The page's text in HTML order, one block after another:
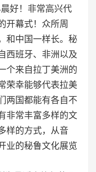
好！非常高兴代
开幕式！众所周
和中国一样长。秘
西班牙、非洲以及
个来自拉丁美洲的
荣幸能够代表拉美
两国都能有各自不
非常丰富多样的文
样的方式，从音
业的秘鲁文化展览